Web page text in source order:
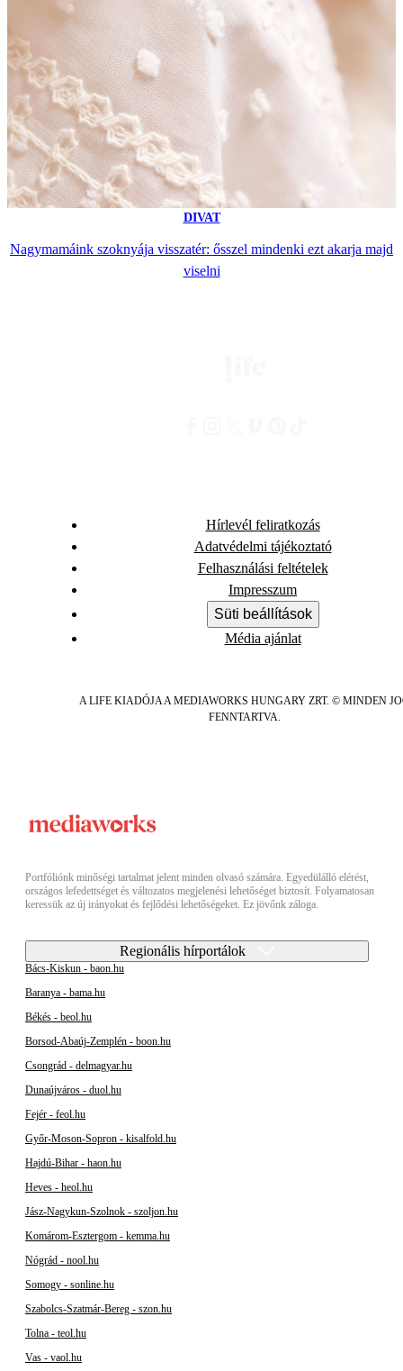
DIVAT
Nagymamáink szoknyája visszatér: ősszel mindenki ezt akarja majd
viselni
Hírlevél feliratkozás
Adatvédelmi tájékoztató
Felhasználási feltételek
Impresszum
Süti beállítások
Média ajánlat
A LIFE KIADÓJA A MEDIAWORKS HUNGARY ZRT. © MINDEN
FENNTARTVA.
Portfóliónk minőségi tartalmat jelent minden olvasó számára. Egyedülálló elérést,
országos lefedettséget és változatos megjelenési lehetőséget biztosít. Folyamatosan
keressük az új irányokat és fejlődési lehetőségeket. Ez jövőnk záloga.
Regionális hírportálok
Bács-Kiskun - baon.hu
Baranya - bama.hu
Békés - beol.hu
Borsod-Abaúj-Zemplén - boon.hu
Csongrád - delmagyar.hu
Dunaújváros - duol.hu
Fejér - feol.hu
Győr-Moson-Sopron - kisalfold.hu
Hajdú-Bihar - haon.hu
Heves - heol.hu
Jász-Nagykun-Szolnok - szoljon.hu
Komárom-Esztergom - kemma.hu
Nógrád - nool.hu
Somogy - sonline.hu
Szabolcs-Szatmár-Bereg - szon.hu
Tolna - teol.hu
Vas - vaol.hu